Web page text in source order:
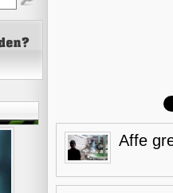
Affe